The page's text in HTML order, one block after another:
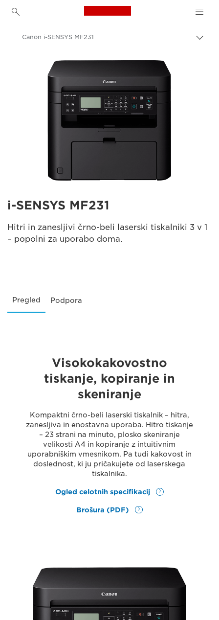
Canon Logo, back to
Canon i-SENSYS MF231
i-SENSYS MF231
Hitri in zanesljivi črno-beli laserski tiskalniki 3 v 1
– popolni za uporabo doma.
Pregled Podpora
Visokokakovostno
tiskanje, kopiranje in
skeniranje
Kompaktni črno-beli laserski tiskalnik – hitra,
zanesljiva in enostavna uporaba. Hitro tiskanje
– 23 strani na minuto, plosko skeniranje
velikosti A4 in kopiranje z intuitivnim
uporabniškim vmesnikom. Pa tudi kakovost in
doslednost, ki ju pričakujete od laserskega
tiskalnika.
Ogled celotnih specifikacij
Brošura (PDF)